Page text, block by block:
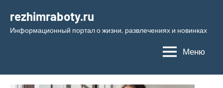
содержимому
rezhimraboty.ru
Информационный портал о жизни, развлечениях и новинках
Меню